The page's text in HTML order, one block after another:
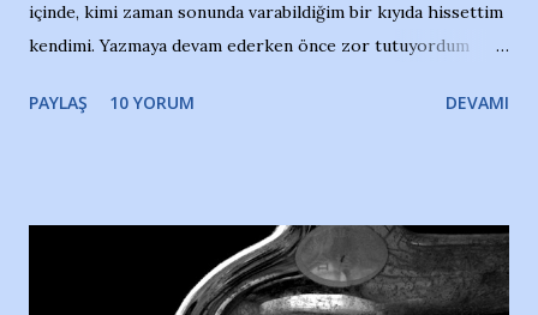
içinde, kimi zaman sonunda varabildiğim bir kıyıda hissettim
kendimi. Yazmaya devam ederken önce zor tutuyordum
Yazımı, ağlayarak bitirebildim ancak…Kendisinin web
Nesrin’in Hikayesi’ne başlıyorum… 1964 Adana Yüzme
havuzunun kenarında 7 yaşında kara kuru bir kız çocuğu
PAYLAŞ 10 YORUM DEVAMI